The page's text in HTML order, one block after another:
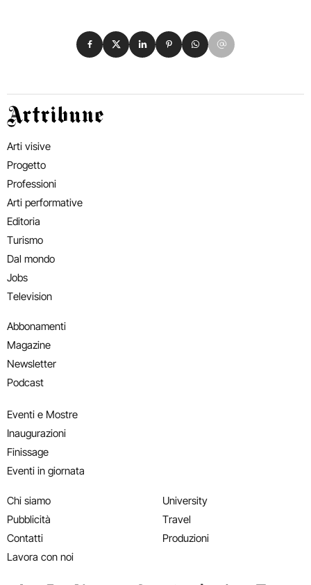
Condividi su Facebook
Condividi su X
Condividi su LinkedIn
Condividi su Pinterest
Condividi su WhatsApp
Condividi su Email
Artribune
Arti visive
Progetto
Professioni
Arti performative
Editoria
Turismo
Dal mondo
Jobs
Television
Abbonamenti
Magazine
Newsletter
Podcast
Eventi e Mostre
Inaugurazioni
Finissage
Eventi in giornata
Chi siamo
Pubblicità
Contatti
Lavora con noi
University
Travel
Produzioni